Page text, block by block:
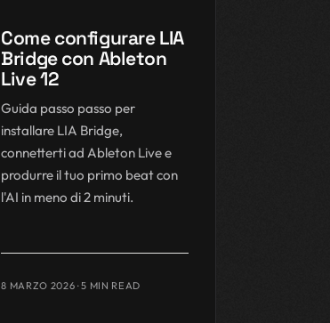
Come configurare LIA
Bridge con Ableton
Live 12
Guida passo passo per
installare LIA Bridge,
connetterti ad Ableton Live e
produrre il tuo primo beat con
l'AI in meno di 2 minuti.
8 MARZO 2026 · 5 MIN READ